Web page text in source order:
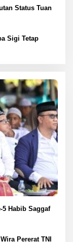
Status Tuan
Sigi Tetap
5 Habib Saggaf
Pererat TNI